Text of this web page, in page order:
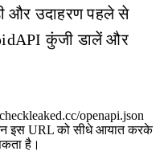
और उदाहरण पहले से
कुंजी डालें और
openapi.json
इस URL को सीधे आयात करके
है।